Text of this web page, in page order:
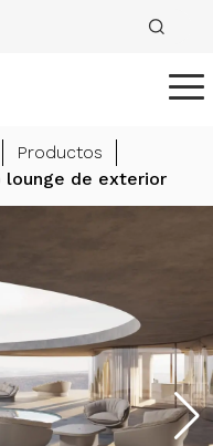
Productos
lounge de exterior